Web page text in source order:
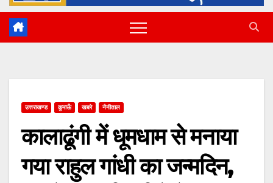
उत्तराखण्ड कुमाऊँ खबरे नैनीताल
कालाढूंगी में धूमधाम से मनाया
गया राहुल गांधी का जन्मदिन,